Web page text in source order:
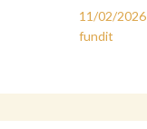
11/02/2026
fundit